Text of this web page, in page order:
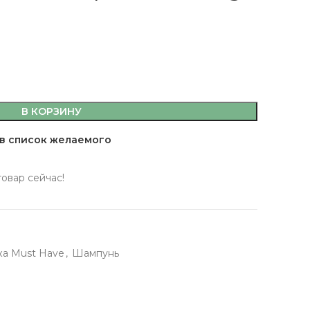
мука, кляр
кляр
В КОРЗИНУ
список желаемого
сейчас!
Must Have , Шампунь